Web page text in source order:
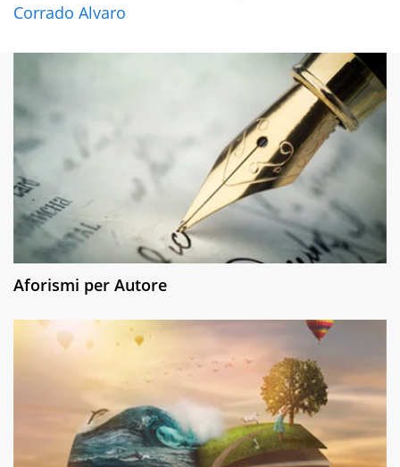
Corrado Alvaro
Aforismi per Autore